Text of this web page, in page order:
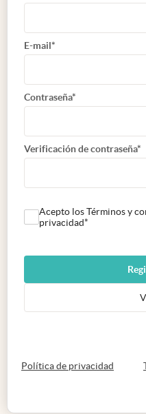
E-mail*
Contraseña*
Verificación de contraseña*
Acepto los Términos y
privacidad*
Política de privacidad abre